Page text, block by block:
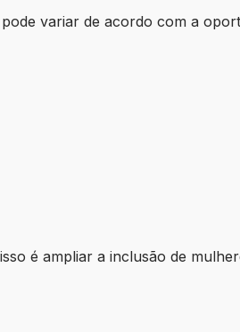
variar de acordo com a
é ampliar a inclusão de